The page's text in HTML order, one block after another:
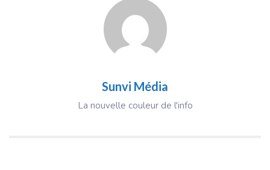
Sunvi Média
La nouvelle couleur de l'info